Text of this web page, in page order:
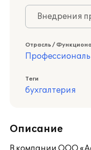
Внедрения
Отрасль /
Теги
бухгалтерия
Описание